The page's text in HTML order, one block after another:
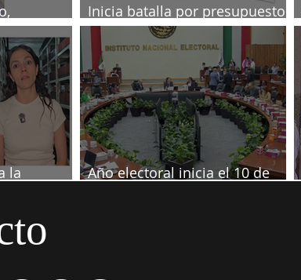
de
Inicia batalla por presupuesto
2027
la
Año electoral inicia el 10 de